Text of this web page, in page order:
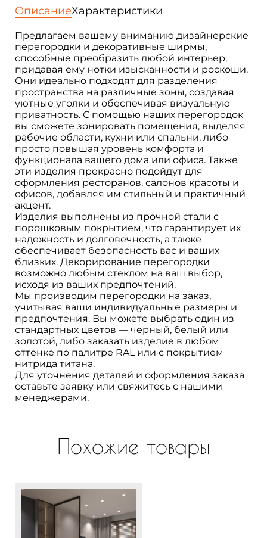
ОписаниеХарактеристики
Предлагаем вашему вниманию дизайнерские
перегородки и декоративные ширмы,
способные преобразить любой интерьер,
придавая ему нотки изысканности и роскоши.
Они идеально подходят для разделения
пространства на различные зоны, создавая
уютные уголки и обеспечивая визуальную
приватность. С помощью наших перегородок
вы сможете зонировать помещения, выделяя
рабочие области, кухни или спальни, либо
просто повышая уровень комфорта и
функционала вашего дома или офиса. Также
эти изделия прекрасно подойдут для
оформления ресторанов, салонов красоты и
офисов, добавляя им стильный и практичный
акцент.
Изделия выполнены из прочной стали с
порошковым покрытием, что гарантирует их
надежность и долговечность, а также
обеспечивает безопасность вас и ваших
близких. Декорирование перегородки
возможно любым стеклом на ваш выбор,
исходя из ваших предпочтений.
Мы производим перегородки на заказ,
учитывая ваши индивидуальные размеры и
предпочтения. Вы можете выбрать один из
стандартных цветов — черный, белый или
золотой, либо заказать изделие в любом
оттенке по палитре RAL или с покрытием
нитрида титана.
Для уточнения деталей и оформления заказа
оставьте заявку или свяжитесь с нашими
менеджерами.
Похожие товары